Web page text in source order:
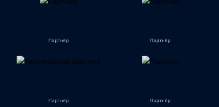
Партнёр Партнёр
Партнёр Партнёр